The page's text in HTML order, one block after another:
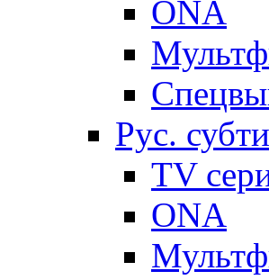
ONA
Рус.
TV
ONA